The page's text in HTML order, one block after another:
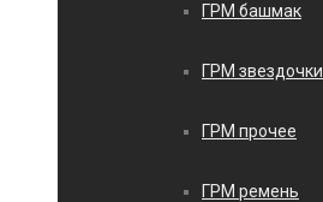
ГРМ башмак
ГРМ звездочки
ГРМ прочее
ГРМ ремень